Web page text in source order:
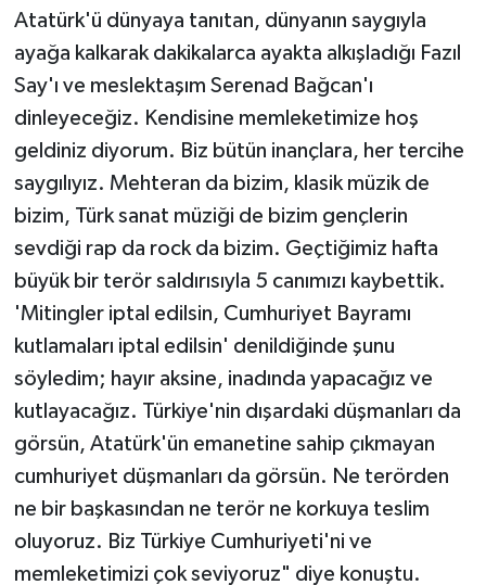
Atatürk'ü dünyaya tanıtan, dünyanın saygıyla
ayağa kalkarak dakikalarca ayakta alkışladığı Fazıl
Say'ı ve meslektaşım Serenad Bağcan'ı
dinleyeceğiz. Kendisine memleketimize hoş
geldiniz diyorum. Biz bütün inançlara, her tercihe
saygılıyız. Mehteran da bizim, klasik müzik de
bizim, Türk sanat müziği de bizim gençlerin
sevdiği rap da rock da bizim. Geçtiğimiz hafta
büyük bir terör saldırısıyla 5 canımızı kaybettik.
'Mitingler iptal edilsin, Cumhuriyet Bayramı
kutlamaları iptal edilsin' denildiğinde şunu
söyledim; hayır aksine, inadında yapacağız ve
kutlayacağız. Türkiye'nin dışardaki düşmanları da
görsün, Atatürk'ün emanetine sahip çıkmayan
cumhuriyet düşmanları da görsün. Ne terörden
ne bir başkasından ne terör ne korkuya teslim
oluyoruz. Biz Türkiye Cumhuriyeti'ni ve
memleketimizi çok seviyoruz" diye konuştu.